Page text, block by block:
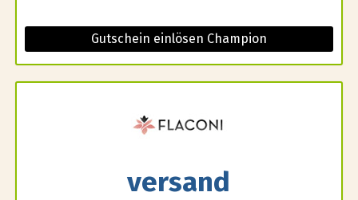
Gutschein einlösen Champion
versand